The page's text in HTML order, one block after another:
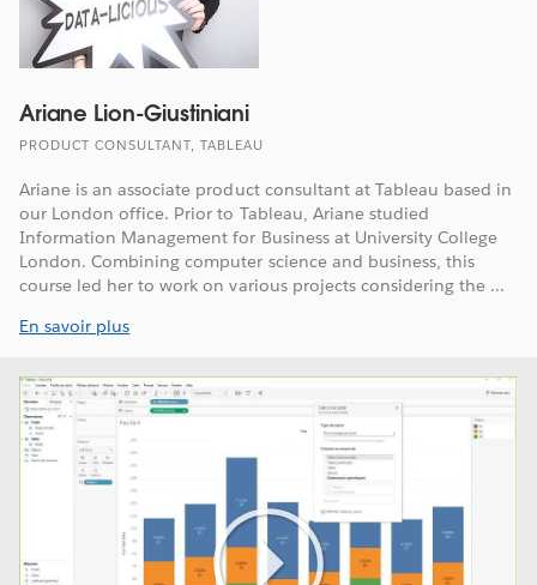
Ariane Lion-Giustiniani
PRODUCT CONSULTANT, TABLEAU
Ariane is an associate product consultant at Tableau based in
our London office. Prior to Tableau, Ariane studied
Information Management for Business at University College
London. Combining computer science and business, this
course led her to work on various projects considering the ...
En savoir plus